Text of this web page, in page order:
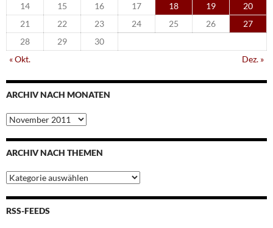
14
15 16 17 18 19
20
21
22 23 24 25 26
27
28
29
30
« Okt.
Dez. »
ARCHIV NACH MONATEN
Archiv
nach
Monaten
ARCHIV NACH THEMEN
Archiv
nach
Themen
RSS-FEEDS